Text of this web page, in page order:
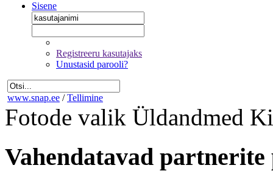
Sisene
Registreeru kasutajaks
Unustasid parooli?
www.snap.ee / Tellimine
Fotode valik Üldandmed
Vahendatavad